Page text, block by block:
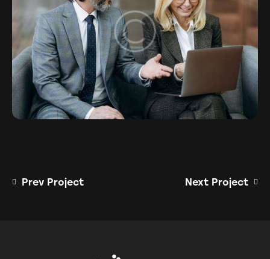
Prev Project Next Project